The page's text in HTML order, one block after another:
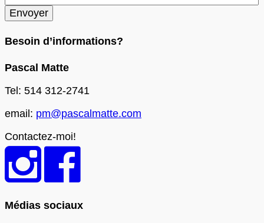
Besoin d’informations?
Pascal Matte
Tel: 514 312-2741
email: pm@pascalmatte.com
Contactez-moi!
Médias sociaux